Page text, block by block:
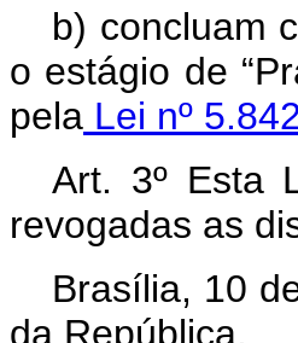
b) concluam
o estágio de
pela Lei nº
Art. 3º Esta
revogadas as
Brasília, 10
da República.